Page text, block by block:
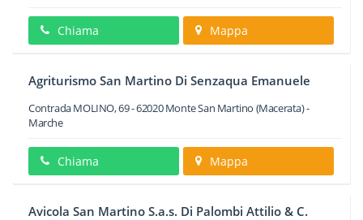
Chiama Mappa
Agriturismo San Martino Di Senzaqua Emanuele
Contrada MOLINO, 69-62020 Monte San Martino (Macerata) -
Marche
Chiama Mappa
Avicola San Martino S.a.s. Di Palombi Attilio & C.